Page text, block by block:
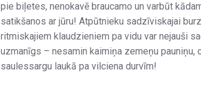
pie biļetes, nenokavē braucamo un varbūt
satikšanos ar jūru! Atpūtnieku sadzīviskajai
ritmiskajiem klaudzieniem pa vidu var nejauši
uzmanīgs – nesamin kaimiņa zemeņu
saulessargu laukā pa vilciena durvīm!